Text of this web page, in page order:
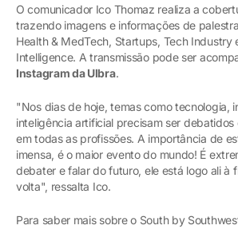
O comunicador Ico Thomaz realiza a
trazendo imagens e informações de
Health & MedTech, Startups, Tech Industry
Intelligence. A transmissão pode ser
Instagram da Ulbra.
"Nos dias de hoje, temas como tecnologia,
inteligência artificial precisam ser debatidos
em todas as profissões. A importância de
imensa, é o maior evento do mundo! É
debater e falar do futuro, ele está logo ali à
volta", ressalta Ico.
Para saber mais sobre o South by